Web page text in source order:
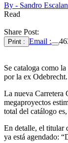
By - Sandro
Read
Share Post:
Print : Email :
Se cataloga como
por la ex Odebrecht.
La nueva Carretera
megaproyectos
total del catálogo
En detalle, el titular
ya está agendado: